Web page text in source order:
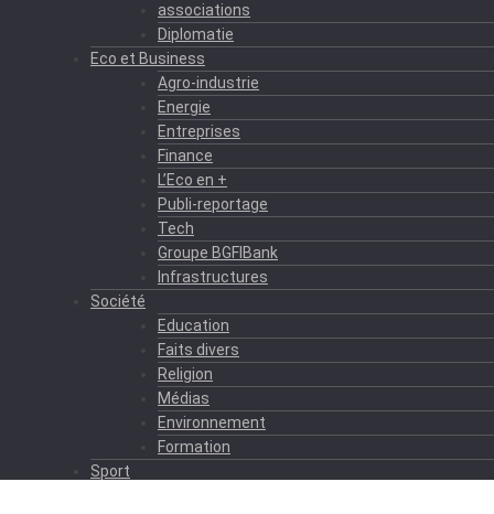
associations
Diplomatie
Eco et Business
Agro-industrie
Energie
Entreprises
Finance
L’Eco en +
Publi-reportage
Tech
Groupe BGFIBank
Infrastructures
Société
Education
Faits divers
Religion
Médias
Environnement
Formation
Sport